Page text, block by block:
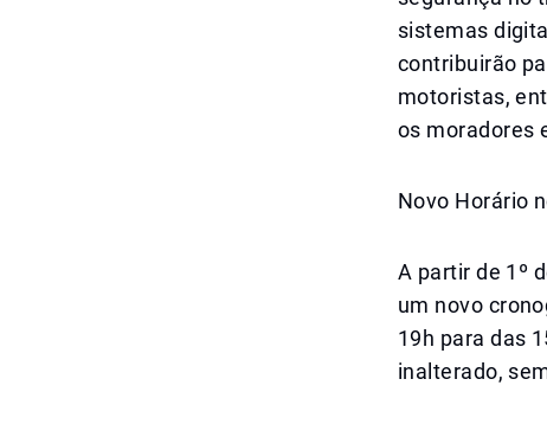
sistemas
contribuirão
motoristas,
os moradores
Novo Horário
A partir de 1º
um novo
19h para das
inalterado,